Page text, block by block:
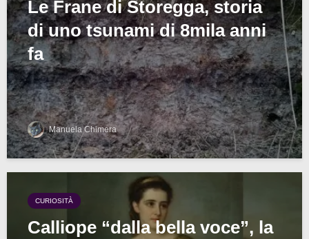
Le Frane di Storegga, storia
di uno tsunami di 8mila anni
fa
Manuela Chimera
CURIOSITÀ
Calliope “dalla bella voce”, la